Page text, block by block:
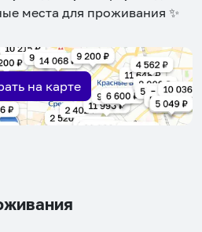
key
get
the
keyboard
shortcuts
for
места для проживания ✨
на карте